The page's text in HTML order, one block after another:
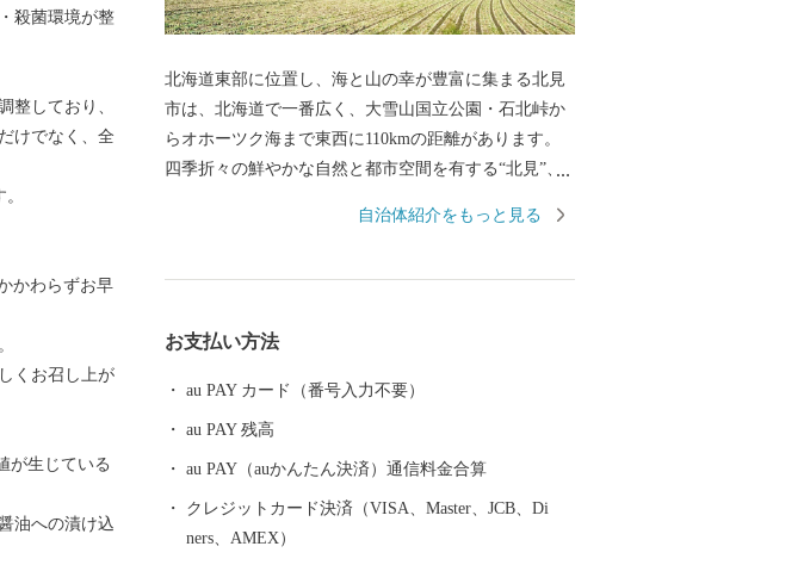
殺菌環境が整
整しており、
けでなく、全
かわらずお早
くお召し上が
が生じている
油への漬け込
北海道東部に位置し、海と山の幸が豊富に集まる北見
市は、北海道で一番広く、大雪山国立公園・石北峠か
らオホーツク海まで東西に110kmの距離があります。
四季折々の鮮やかな自然と都市空間を有する“北見”、
として知られる"常呂"、北海道屈指の温泉郷・おんね
益は一時所得に該当します。 確定申告が必要となる場
自治体紹介をもっと見る
お支払い方法
au PAY カード（番号入力不要）
au PAY 残高
au PAY（auかんたん決済）通信料金合算
クレジットカード決済（VISA、Master、JCB、Di
ners、AMEX）